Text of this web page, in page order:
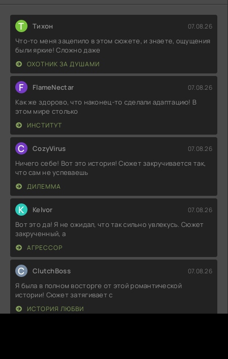
Т Тихон 07.08.26
Что-то меня зацепило в этом сюжете, и знаете, ощущения
были яркие! Сложно даже
ОХОТНИК ЗА ДУШАМИ
F FlameNectar 07.08.26
Как же здорово, что наконец-то сделали адаптацию! В
этом мире столько
ИНСТИТУТ
C CozyVirus 07.08.26
Ничего себе! Вот это история! Сюжет закручивается так,
что сам не успеваешь
ДИЛЕММА
K Kelvor 07.08.26
Вот это да! Я не ожидал, что так сильно увлекусь. Сюжет
закрученный, а
АГРЕССОР
C ClutchBoss 07.08.26
Я была в полном восторге от этой романтической
истории! Сюжет затягивает с
ИСТОРИЯ ЛЮБВИ